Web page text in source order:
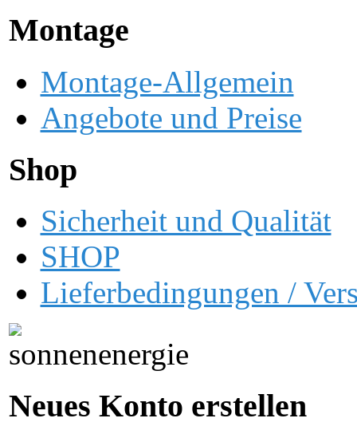
Montage
Montage-Allgemein
Angebote und Preise
Shop
Sicherheit und Qualität
SHOP
Lieferbedingungen /
Neues Konto erstellen